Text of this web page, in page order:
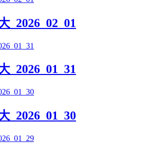
_2026_02_01
_2026_01_31
_2026_01_30